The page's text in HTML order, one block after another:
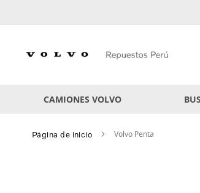
CAMIONES VOLVO
Página de inicio Volvo Penta